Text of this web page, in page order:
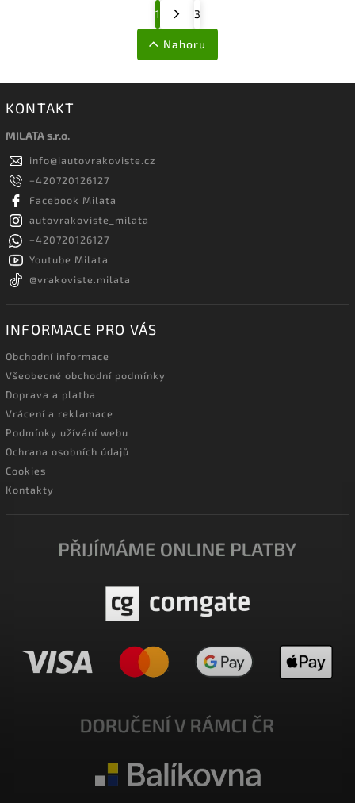
1 3
Nahoru
KONTAKT
MILATA s.r.o.
info@iautovrakoviste.cz
+420720126127
Facebook Milata
autovrakoviste_milata
+420720126127
Youtube Milata
@vrakoviste.milata
INFORMACE PRO VÁS
Obchodní informace
Všeobecné obchodní podmínky
Doprava a platba
Vrácení a reklamace
Podmínky užívání webu
Ochrana osobních údajů
Cookies
Kontakty